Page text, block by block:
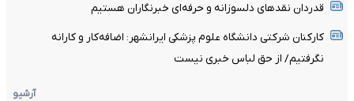
قدردان نقدهای دلسوزانه و حرفه‌ای خبرنگاران هستیم
کارکنان شرکتی دانشگاه علوم پزشکی ایرانشهر: اضافه‌کار و کارانه
نگرفتیم/ از حق لباس خبری نیست
آرشیو